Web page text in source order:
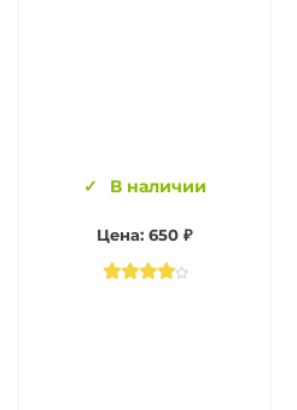
В наличии
Цена: 650 ₽